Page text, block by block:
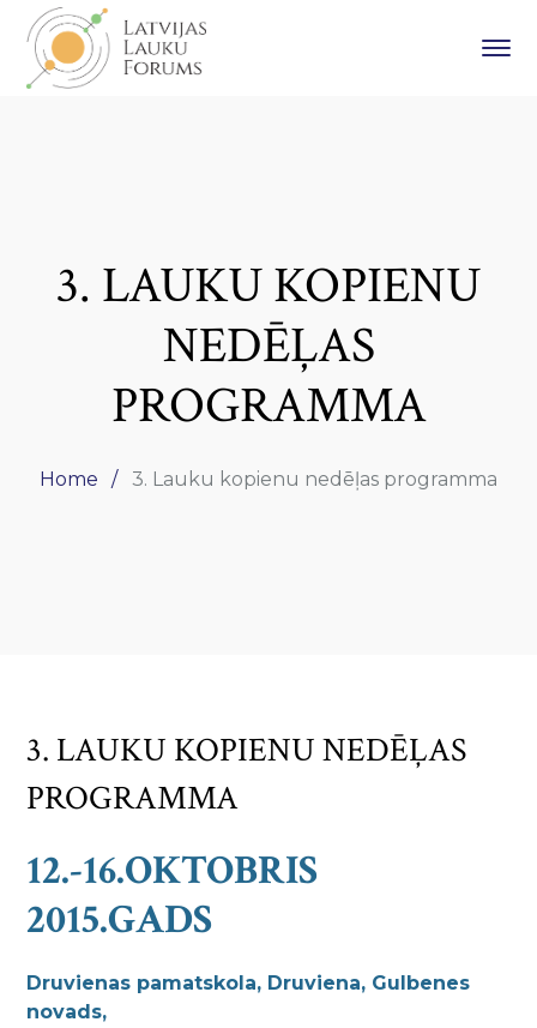
3. LAUKU KOPIENU
NEDĒĻAS
PROGRAMMA
Home 3. Lauku kopienu nedēļas programma
3. LAUKU KOPIENU NEDĒĻAS
PROGRAMMA
12.-16.OKTOBRIS
2015.GADS
Druvienas pamatskola, Druviena, Gulbenes
novads,